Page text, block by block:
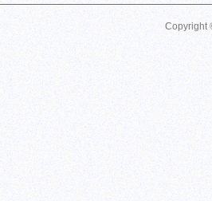
Copyright